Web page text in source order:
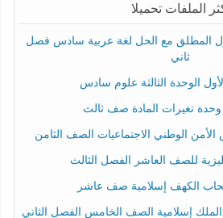
الملفات تحميلا
المطلق مع الحل لغة عربية سادس فصل
ثاني
الوحدة الثالثة علوم سادس
وحدة تغيرات المادة صف ثالث
الوطني الاجتماعيات الصف الثامن
للصف العاشر الفصل الثالث
الكهف إسلامية صف عاشر
إسلامية الصف الخامس الفصل الثاني